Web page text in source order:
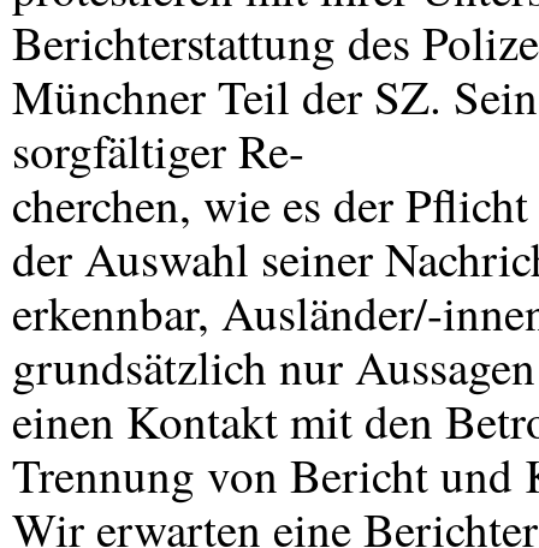
Berichterstattung des
Münchner Teil der SZ.
sorgfältiger Re-
cherchen, wie es der
der Auswahl seiner
erkennbar, Ausländer/-
grundsätzlich nur
einen Kontakt mit den
Trennung von Bericht
Wir erwarten eine